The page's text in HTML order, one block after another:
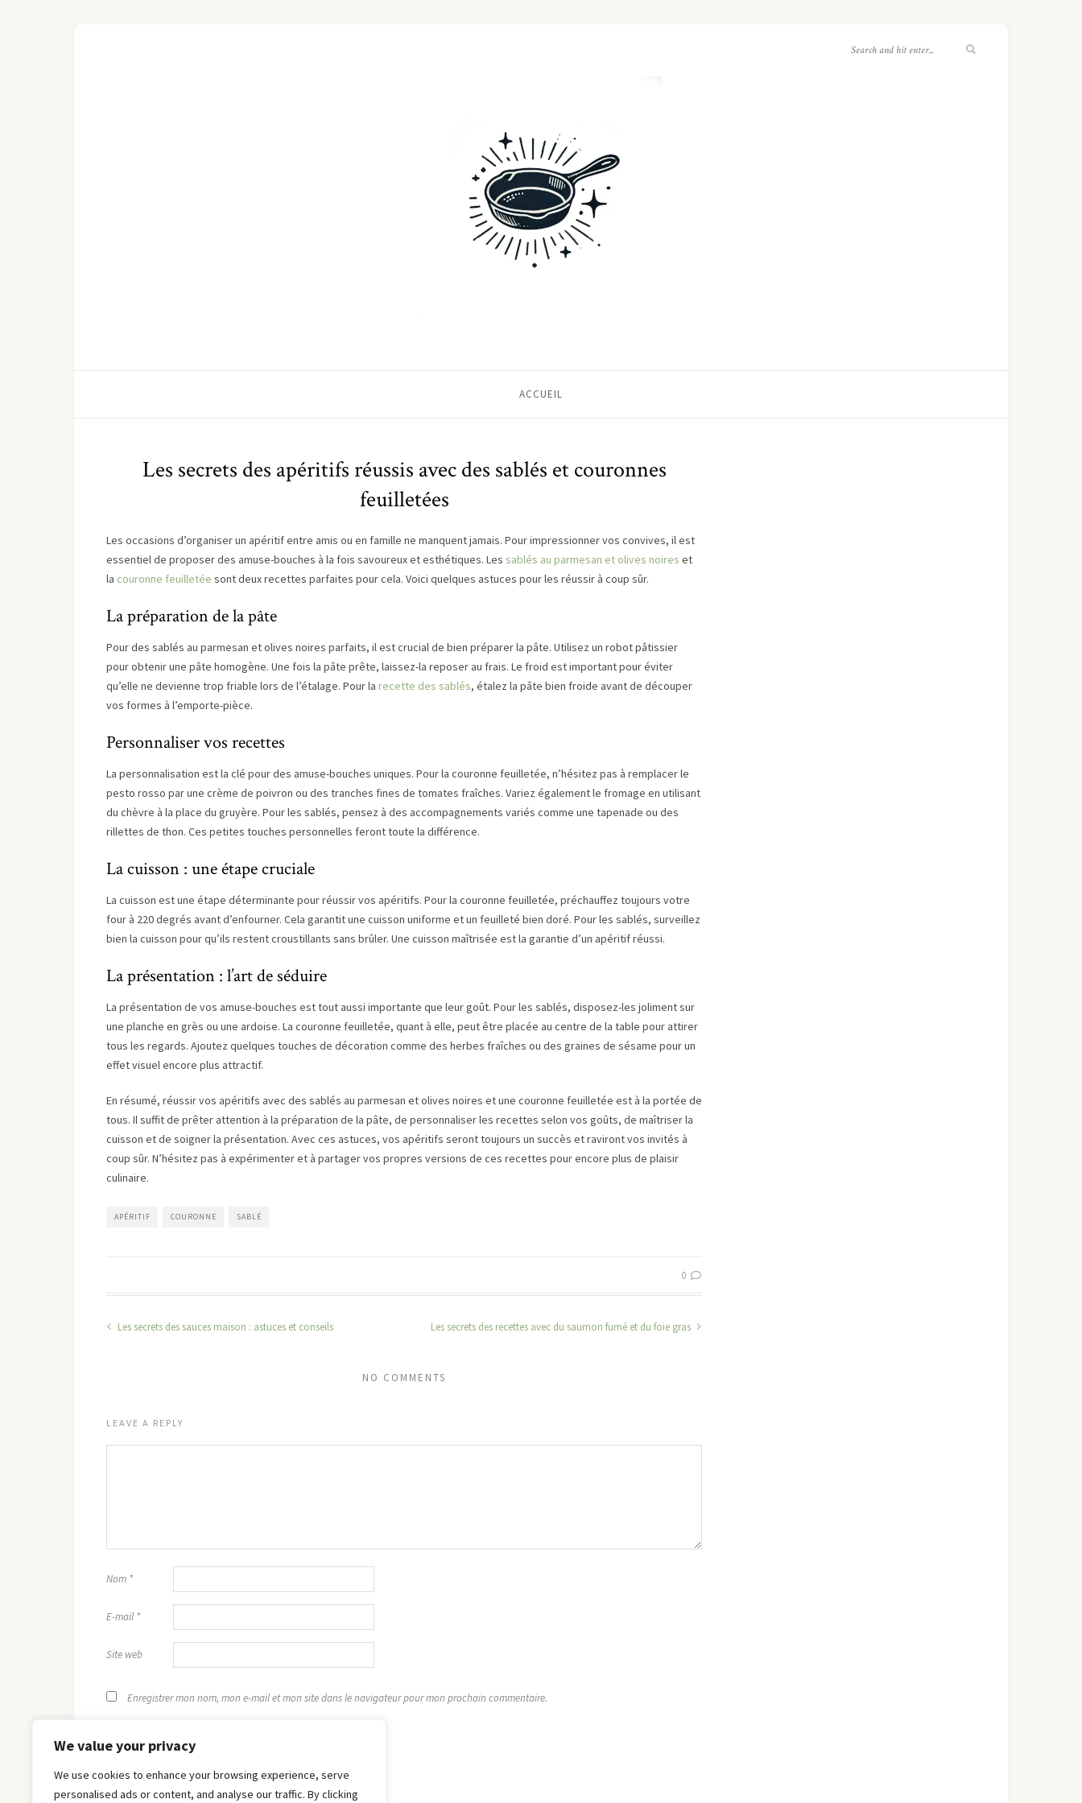
We value your privacy
We use cookies to enhance your browsing experience, serve
personalised ads or content, and analyse our traffic. By clicking
ACCUEIL
Les secrets des apéritifs réussis avec des sablés et couronnes
feuilletées
Les occasions d’organiser un apéritif entre amis ou en famille ne manquent jamais. Pour impressionner vos convives, il est
essentiel de proposer des amuse-bouches à la fois savoureux et esthétiques. Les sablés au parmesan et olives noires et
la couronne feuilletée sont deux recettes parfaites pour cela. Voici quelques astuces pour les réussir à coup sûr.
La préparation de la pâte
Pour des sablés au parmesan et olives noires parfaits, il est crucial de bien préparer la pâte. Utilisez un robot pâtissier
pour obtenir une pâte homogène. Une fois la pâte prête, laissez-la reposer au frais. Le froid est important pour éviter
qu’elle ne devienne trop friable lors de l’étalage. Pour la recette des sablés, étalez la pâte bien froide avant de découper
vos formes à l’emporte-pièce.
Personnaliser vos recettes
La personnalisation est la clé pour des amuse-bouches uniques. Pour la couronne feuilletée, n’hésitez pas à remplacer le
pesto rosso par une crème de poivron ou des tranches fines de tomates fraîches. Variez également le fromage en utilisant
du chèvre à la place du gruyère. Pour les sablés, pensez à des accompagnements variés comme une tapenade ou des
rillettes de thon. Ces petites touches personnelles feront toute la différence.
La cuisson : une étape cruciale
La cuisson est une étape déterminante pour réussir vos apéritifs. Pour la couronne feuilletée, préchauffez toujours votre
four à 220 degrés avant d’enfourner. Cela garantit une cuisson uniforme et un feuilleté bien doré. Pour les sablés, surveillez
bien la cuisson pour qu’ils restent croustillants sans brûler. Une cuisson maîtrisée est la garantie d’un apéritif réussi.
La présentation : l’art de séduire
La présentation de vos amuse-bouches est tout aussi importante que leur goût. Pour les sablés, disposez-les joliment sur
une planche en grès ou une ardoise. La couronne feuilletée, quant à elle, peut être placée au centre de la table pour attirer
tous les regards. Ajoutez quelques touches de décoration comme des herbes fraîches ou des graines de sésame pour un
effet visuel encore plus attractif.
En résumé, réussir vos apéritifs avec des sablés au parmesan et olives noires et une couronne feuilletée est à la portée de
tous. Il suffit de prêter attention à la préparation de la pâte, de personnaliser les recettes selon vos goûts, de maîtriser la
cuisson et de soigner la présentation. Avec ces astuces, vos apéritifs seront toujours un succès et raviront vos invités à
coup sûr. N’hésitez pas à expérimenter et à partager vos propres versions de ces recettes pour encore plus de plaisir
culinaire.
APÉRITIF COURONNE SABLÉ
0
Les secrets des sauces maison : astuces et conseils Les secrets des recettes avec du saumon fumé et du foie gras
NO COMMENTS
LEAVE A REPLY
Nom *
E-mail *
Site web
Enregistrer mon nom, mon e-mail et mon site dans le navigateur pour mon prochain commentaire.